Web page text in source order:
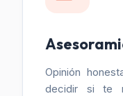
Opinión
decidir si te